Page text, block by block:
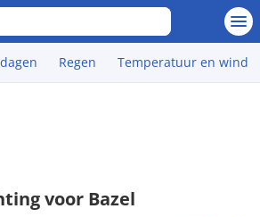
Regen Temperatuur en wind
voor Bazel